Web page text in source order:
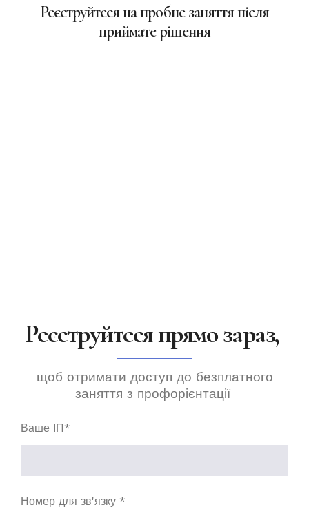
Реєструйтеся на пробне заняття після
приймате рішення
Реєструйтеся прямо зараз,
щоб отримати доступ до безплатного
заняття з профорієнтації
Ваше ІП*
Номер для зв'язку *